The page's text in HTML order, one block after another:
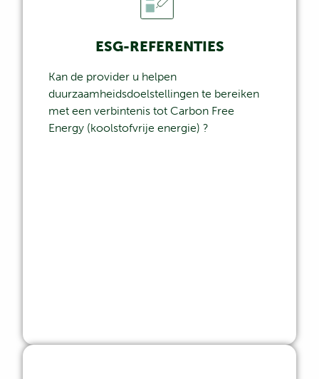
ESG-REFERENTIES
Kan de provider u helpen
duurzaamheidsdoelstellingen te bereiken
met een verbintenis tot Carbon Free
Energy (koolstofvrije energie) ?